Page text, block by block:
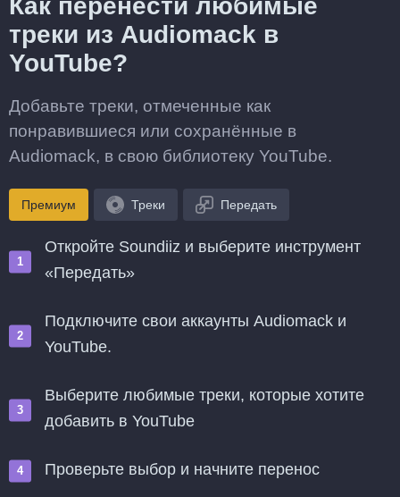
Как перенести любимые
треки из Audiomack в
YouTube?
Добавьте треки, отмеченные как
понравившиеся или сохранённые в
Audiomack, в свою библиотеку YouTube.
Премиум Треки Передать
Откройте Soundiiz и выберите инструмент
«Передать»
Подключите свои аккаунты Audiomack и
YouTube.
Выберите любимые треки, которые хотите
добавить в YouTube
Проверьте выбор и начните перенос